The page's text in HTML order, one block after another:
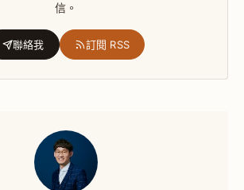
信。
聯絡我 訂閱 RSS